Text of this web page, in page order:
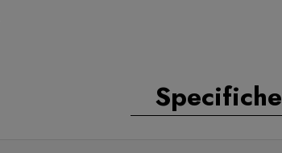
Specifiche